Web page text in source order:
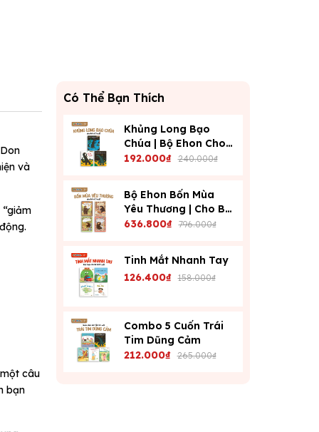
Có Thể Bạn Thích
Khủng Long Bạo
Chúa | Bộ Ehon Cho
Bé Từ 3 Tuổi | Dạy
192.000₫ 240.000₫
Bộ Ehon Bốn Mùa
Yêu Thương | Cho Bé
Từ 3 Tuổi | Phát Triển
636.800₫ 796.000₫
Tinh Mắt Nhanh Tay
126.400₫ 158.000₫
Combo 5 Cuốn Trái
Tim Dũng Cảm
212.000₫ 265.000₫
và
câu
bạn